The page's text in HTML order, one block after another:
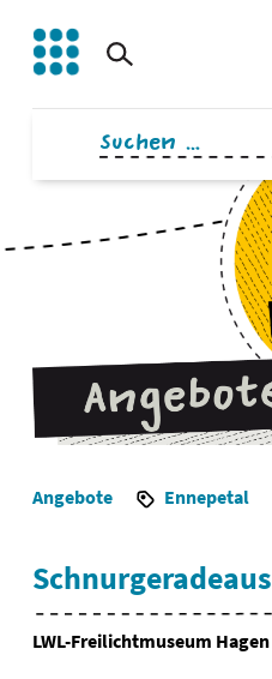
Inhalt
springen
Suchen
nach:
Angebote Ennepetal
Schnurgeradeaus
LWL-Freilichtmuseum Hagen